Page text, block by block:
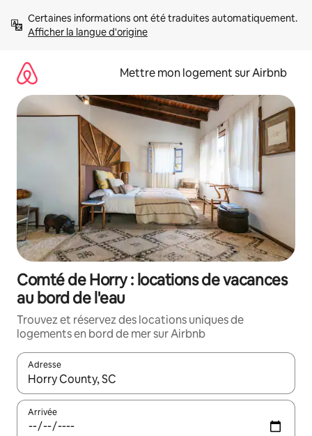
directement
Afficher la langue d'origine
Mettre mon logement sur Airbnb
Comté de Horry : locations de vacances
au bord de l'eau
Trouvez et réservez des locations uniques de
logements en bord de mer sur Airbnb
Adresse
Lorsque les résultats s'affichent, utilisez les flèches vers le
Arrivée